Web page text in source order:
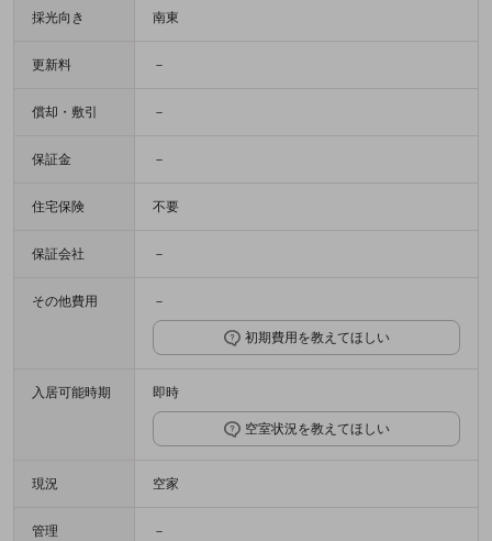
採光向き 南東
更新料 －
償却・敷引 －
保証金 －
住宅保険 不要
保証会社 －
その他費用 －
初期費用を教えてほしい
入居可能時期 即時
空室状況を教えてほしい
現況 空家
管理 －